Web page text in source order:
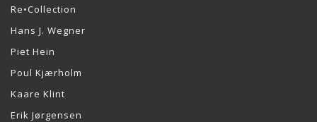
Re•Collection
Hans J. Wegner
Piet Hein
Poul Kjærholm
Kaare Klint
Erik Jørgensen